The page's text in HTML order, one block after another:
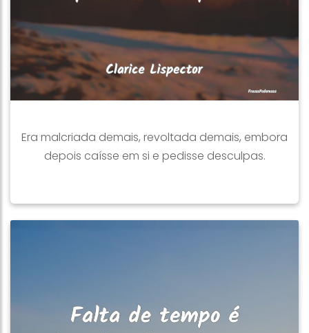
Era malcriada demais, revoltada demais, embora
depois caísse em si e pedisse desculpas.